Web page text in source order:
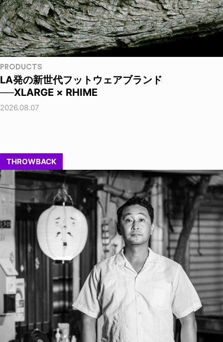
PRODUCTS
LA発の新世代フットウェアブランド
──XLARGE × RHIME
2026.08.07
THROWBACK